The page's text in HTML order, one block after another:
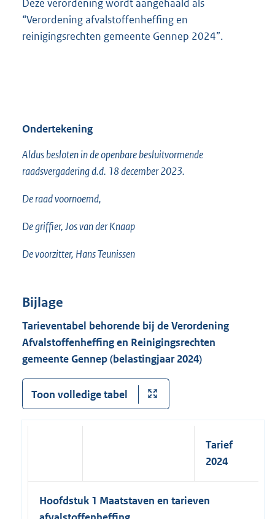
Deze verordening wordt aangehaald als
“Verordening afvalstoffenheffing en
reinigingsrechten gemeente Gennep 2024”.
Ondertekening
Aldus besloten in de openbare besluitvormende
raadsvergadering d.d. 18 december 2023.
De raad voornoemd,
De griffier, Jos van der Knaap
De voorzitter, Hans Teunissen
Bijlage
Tarieventabel behorende bij de Verordening
Afvalstoffenheffing en Reinigingsrechten
gemeente Gennep (belastingjaar 2024)
Toon volledige tabel
Tarief
2024
Hoofdstuk 1 Maatstaven en tarieven